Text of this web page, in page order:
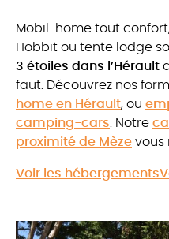
Mobil-home tout
Hobbit ou tente lodge
3 étoiles dans l’Hérault
faut. Découvrez nos
home en Hérault, ou
camping-cars . Notre
proximité de Mèze vous
Voir les hébergements